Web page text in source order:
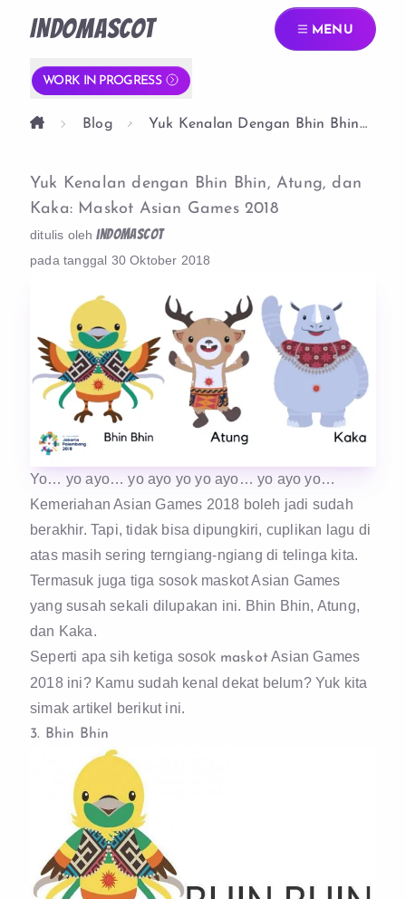
INDOMASCOT MENU
WORK IN PROGRESS
Blog
Yuk Kenalan Dengan Bhin Bhin
Yuk Kenalan dengan Bhin Bhin, Atung, dan
Kaka: Maskot Asian Games 2018
ditulis oleh indomascot
pada tanggal 30 Oktober 2018
Yo… yo ayo… yo ayo yo yo ayo… yo ayo yo…
Kemeriahan Asian Games 2018 boleh jadi sudah
berakhir. Tapi, tidak bisa dipungkiri, cuplikan lagu di
atas masih sering terngiang-ngiang di telinga kita.
Termasuk juga tiga sosok maskot Asian Games
yang susah sekali dilupakan ini. Bhin Bhin, Atung,
dan Kaka.
Seperti apa sih ketiga sosok maskot Asian Games
2018 ini? Kamu sudah kenal dekat belum? Yuk kita
simak artikel berikut ini.
3. Bhin Bhin